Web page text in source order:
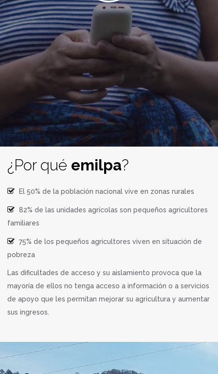
¿Por qué emilpa?
El 50% de la población nacional vive en zonas rurales
82% de las unidades agrícolas son pequeños agricultores
familiares
75% de los pequeños agricultores viven en situación de
pobreza
Las dificultades de acceso y su aislamiento provoca que la
mayoría de ellos no tenga acceso a información o a servicios
de apoyo que les permitan mejorar su agricultura y aumentar
sus ingresos.